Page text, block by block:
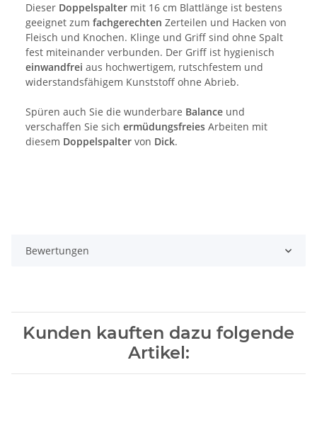
Dieser Doppelspalter mit 16 cm Blattlänge ist bestens
geeignet zum fachgerechten Zerteilen und Hacken von
Fleisch und Knochen. Klinge und Griff sind ohne Spalt
fest miteinander verbunden. Der Griff ist hygienisch
einwandfrei aus hochwertigem, rutschfestem und
widerstandsfähigem Kunststoff ohne Abrieb.
Spüren auch Sie die wunderbare Balance und
verschaffen Sie sich ermüdungsfreies Arbeiten mit
diesem Doppelspalter von Dick.
Bewertungen
Kunden kauften dazu folgende
Artikel: